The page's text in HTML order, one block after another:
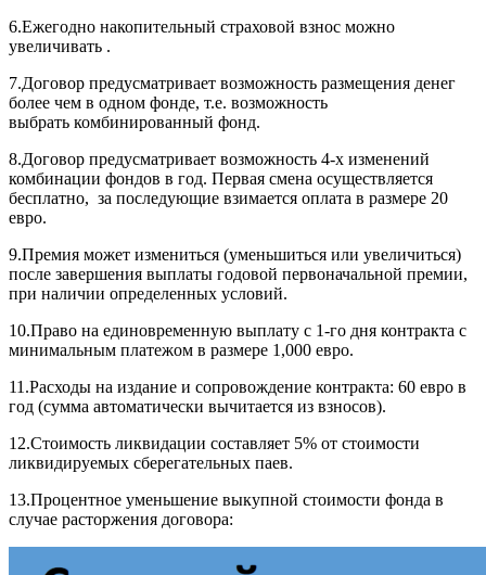
6.Ежегодно накопительный страховой взнос можно
увеличивать .
7.Договор предусматривает возможность размещения денег
более чем в одном фонде, т.е. возможность
выбрать комбинированный фонд.
8.Договор предусматривает возможность 4-х изменений
комбинации фондов в год. Первая смена осуществляется
бесплатно, за последующие взимается оплата в размере 20
евро.
9.Премия может измениться (уменьшиться или увеличиться)
после завершения выплаты годовой первоначальной премии,
при наличии определенных условий.
10.Право на единовременную выплату с 1-го дня контракта с
минимальным платежом в размере 1,000 евро.
11.Расходы на издание и сопровождение контракта: 60 ​​евро в
год (сумма автоматически вычитается из взносов).
12.Стоимость ликвидации составляет 5% от стоимости
ликвидируемых сберегательных паев.
13.Процентное уменьшение выкупной стоимости фонда в
случае расторжения договора: